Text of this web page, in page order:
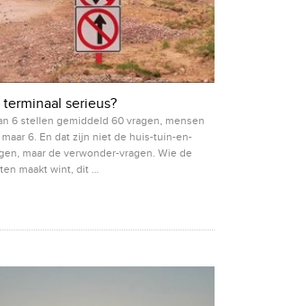
serieus?
6 stellen gemiddeld 60 vragen, mensen
6. En dat zijn niet de huis-tuin-en-
maar de verwonder-vragen. Wie de
maakt wint, dit …